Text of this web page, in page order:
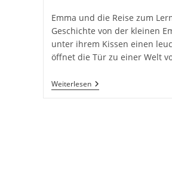
Emma und die Reise zum
Geschichte von der kleinen
unter ihrem Kissen einen
öffnet die Tür zu einer Welt
WeiterlesenEmma
Und